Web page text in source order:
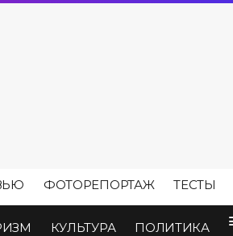
ФОТОРЕПОРТАЖ ТЕСТЫ
КУЛЬТУРА ПОЛИТИКА